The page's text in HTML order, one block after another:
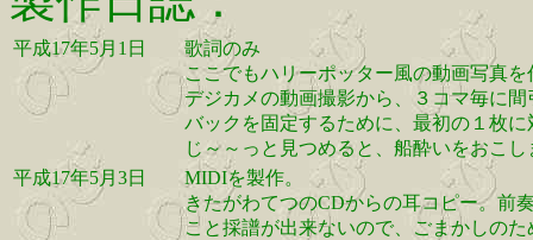
平成17年5月1日
歌詞のみ
ここでもハリーポッター風の動画写真
デジカメの動画撮影から、３コマ毎に
バックを固定するために、最初の１枚
じ～～っと見つめると、船酔いをおこ
平成17年5月3日
MIDIを製作。
きたがわてつのCDからの耳コピー。前
こと採譜が出来ないので、ごまかしの